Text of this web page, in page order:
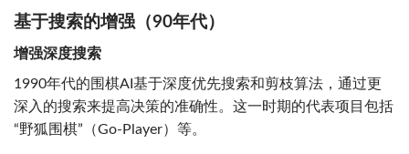
基于搜索的增强（90年代）
增强深度搜索
1990年代的围棋AI基于深度优先搜索和剪枝算法，通过更
深入的搜索来提高决策的准确性。这一时期的代表项目包括
“野狐围棋”（Go-Player）等。